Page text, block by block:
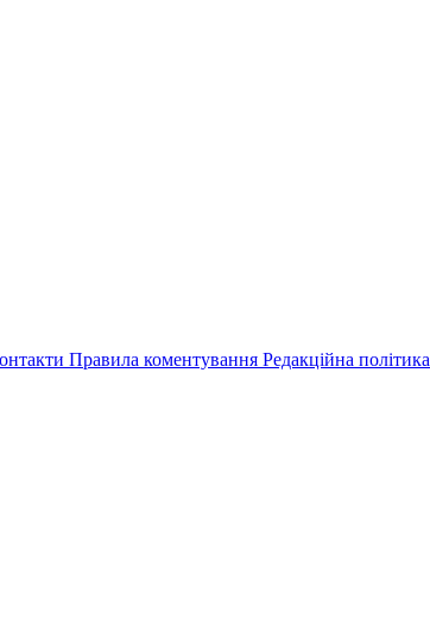
Правила коментування Редакційна політика